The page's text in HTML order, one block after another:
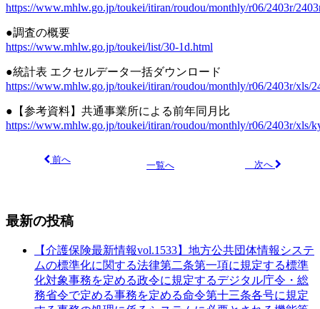
https://www.mhlw.go.jp/toukei/itiran/roudou/monthly/r06/2403r/
●調査の概要
https://www.mhlw.go.jp/toukei/list/30-1d.html
●統計表 エクセルデータ一括ダウンロード
https://www.mhlw.go.jp/toukei/itiran/roudou/monthly/r06/2403r/xls/
●【参考資料】共通事業所による前年同月比
https://www.mhlw.go.jp/toukei/itiran/roudou/monthly/r06/2403r/xls/
前へ
一覧へ 次へ
最新の投稿
【介護保険最新情報vol.1533】地方公共団体情報システ
ムの標準化に関する法律第二条第一項に規定する標準
化対象事務を定める政令に規定するデジタル庁令・総
務省令で定める事務を定める命令第十三条各号に規定